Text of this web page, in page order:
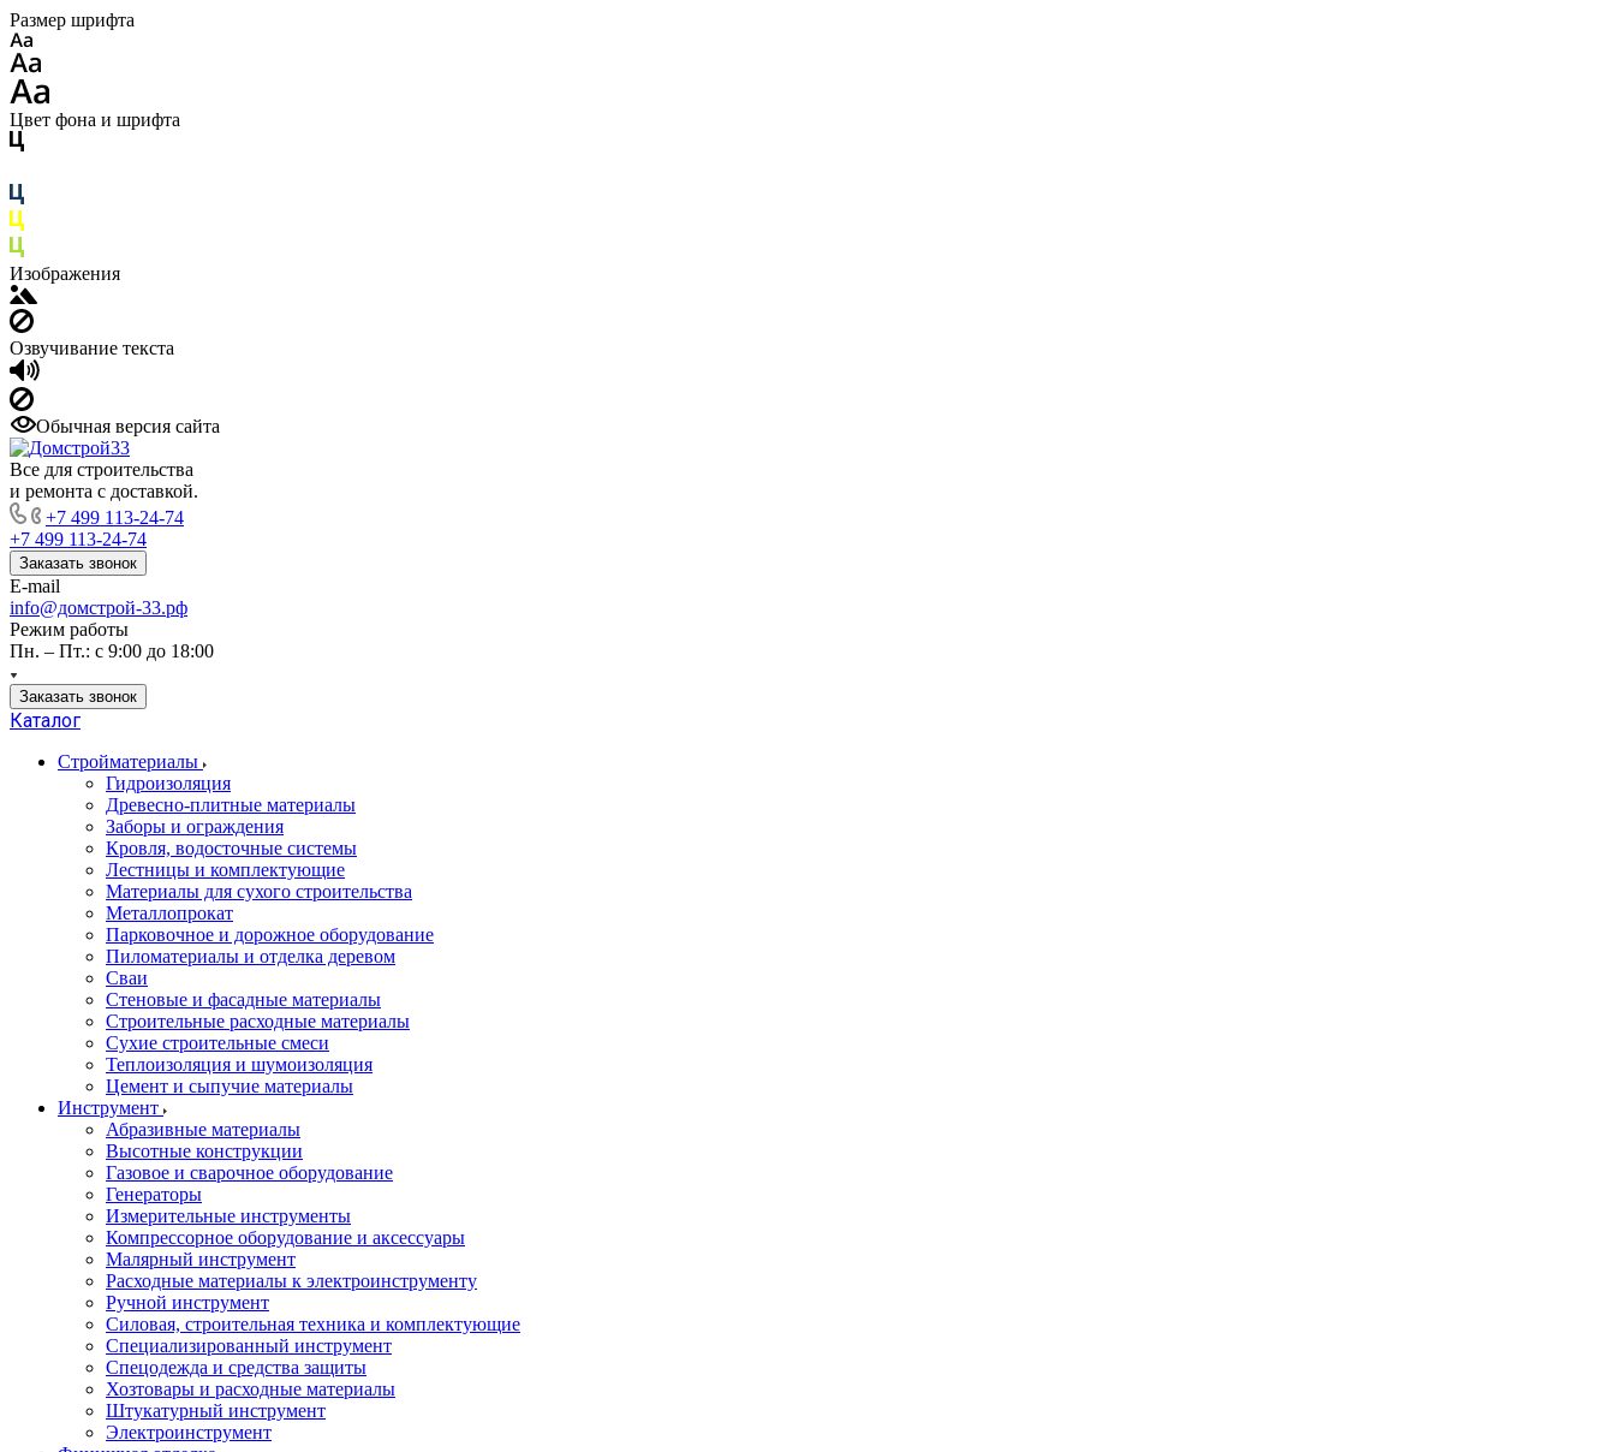
Размер шрифта
Цвет фона и шрифта
Изображения
Озвучивание текста
Обычная версия сайта
Все для строительства
и ремонта с доставкой.
+7 499 113-24-74
+7 499 113-24-74
Заказать звонок
E-mail
info@домстрой-33.рф
Режим работы
Пн. – Пт.: с 9:00 до 18:00
Заказать звонок
Каталог
Стройматериалы
Гидроизоляция
Древесно-плитные материалы
Заборы и ограждения
Кровля, водосточные системы
Лестницы и комплектующие
Материалы для сухого строительства
Металлопрокат
Парковочное и дорожное оборудование
Пиломатериалы и отделка деревом
Сваи
Стеновые и фасадные материалы
Строительные расходные материалы
Сухие строительные смеси
Теплоизоляция и шумоизоляция
Цемент и сыпучие материалы
Инструмент
Абразивные материалы
Высотные конструкции
Газовое и сварочное оборудование
Генераторы
Измерительные инструменты
Компрессорное оборудование и аксессуары
Малярный инструмент
Расходные материалы к электроинструменту
Ручной инструмент
Силовая, строительная техника и комплектующие
Специализированный инструмент
Спецодежда и средства защиты
Хозтовары и расходные материалы
Штукатурный инструмент
Электроинструмент